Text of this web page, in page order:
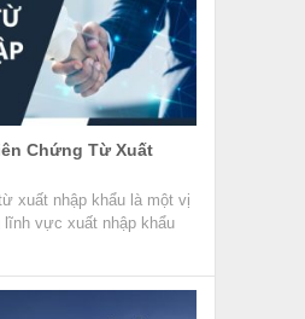
Chứng Từ Xuất
xuất nhập khẩu là một vị
vực xuất nhập khẩu